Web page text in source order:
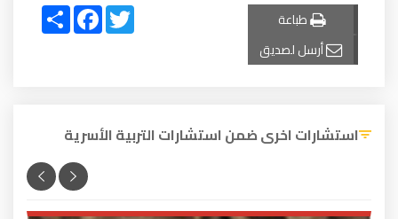
طباعة
أرسل لصديق
Share
FacebookTwitter
استشارات اخرى ضمن استشارات التربية الأسرية